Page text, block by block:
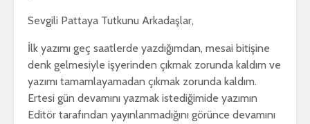
Sevgili Pattaya Tutkunu Arkadaşlar,
İlk yazımı geç saatlerde yazdığımdan, mesai bitişine
denk gelmesiyle işyerinden çıkmak zorunda kaldım ve
yazımı tamamlayamadan çıkmak zorunda kaldım.
Ertesi gün devamını yazmak istediğimide yazımın
Editör tarafından yayınlanmadığını görünce devamını